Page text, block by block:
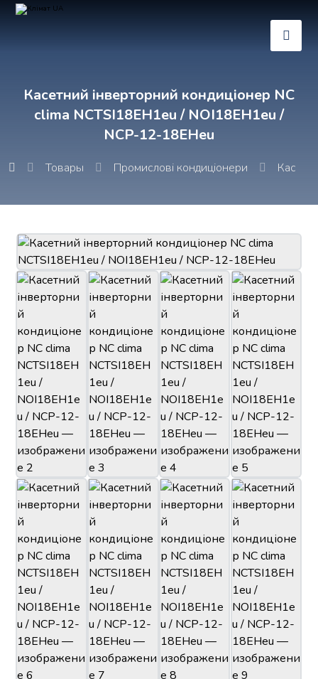
Касетний інверторний кондиціонер NC
clima NCTSI18EH1eu / NOI18EH1eu /
NCP-12-18EHeu
Товары Промислові кондиціонери Касетні